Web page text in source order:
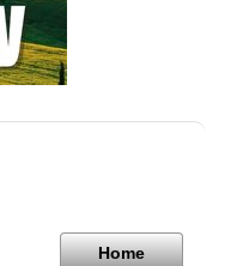
Home